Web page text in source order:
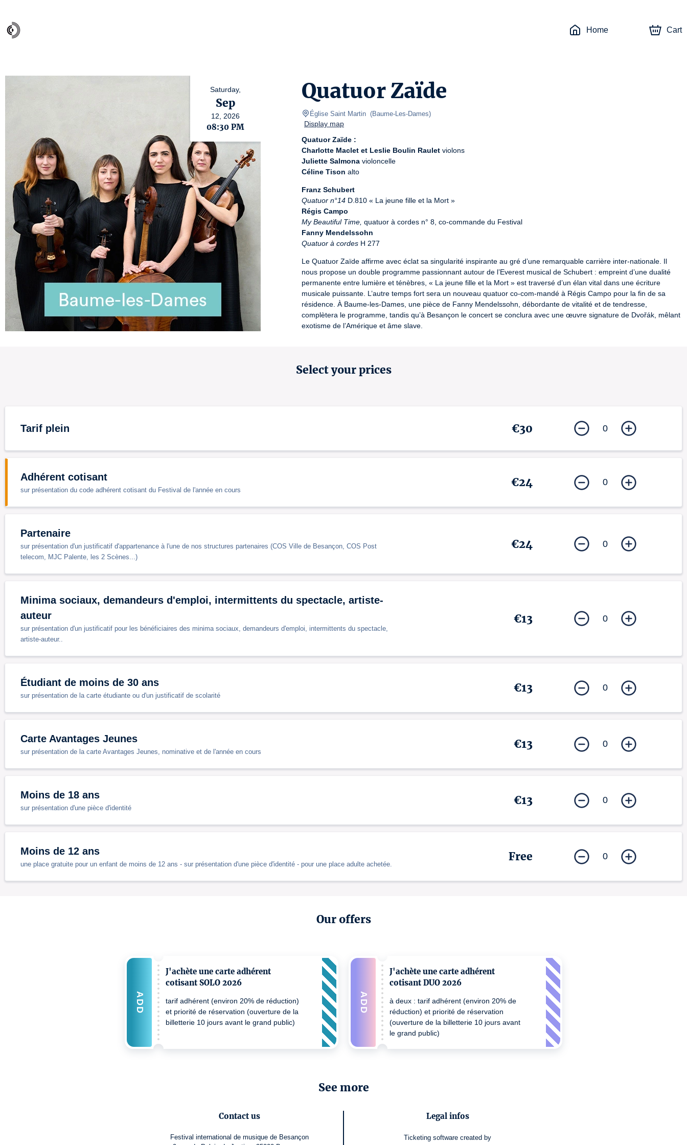
Home Cart
Saturday,
Sep
12, 2026
08:30 PM
Quatuor Zaïde
Église Saint Martin (Baume-Les-Dames)
Display map
Quatuor Zaïde :
Charlotte Maclet et Leslie Boulin Raulet
Juliette Salmona
Céline Tison alto
Franz Schubert
Quatuor n°14
Régis Campo
My Beautiful Time,
Fanny Mendelssohn
Quatuor à cordes H 277
Le Quatuor Zaïde affirme avec éclat sa singularité inspirante au gré d’une remarquable carrière inter-nationale. Il
nous propose un double programme passionnant autour de l’Everest musical de Schubert : empreint d’une dualité
permanente entre lumière et ténèbres, « La jeune fille et la Mort » est traversé d’un élan vital dans une écriture
musicale puissante. L’autre temps fort sera un nouveau quatuor co-com-mandé à Régis Campo pour la fin de sa
résidence. À Baume-les-Dames, une pièce de Fanny Mendelssohn, débordante de vitalité et de tendresse,
complètera le programme, tandis qu’à Besançon le concert se conclura avec une œuvre signature de Dvořák, mêlant
exotisme de l’Amérique et âme slave.
durée : 1h15 (sans entracte)
Our offers
J'achète une carte adhérent
cotisant SOLO 2026
tarif adhérent (environ 20% de réduction)
et priorité de réservation (ouverture de la
billetterie 10 jours avant le grand public)
ADD
J'achète une carte adhérent
cotisant DUO 2026
à deux : tarif adhérent (environ 20% de
réduction) et priorité de réservation
(ouverture de la billetterie 10 jours avant
le grand public)
ADD
Select your prices
Tarif plein €30 0
Adhérent cotisant
sur présentation du code adhérent cotisant du Festival de l'année en cours
€24 0
Partenaire
sur présentation d'un justificatif d'appartenance à l'une de nos structures partenaires (COS Ville de Besançon, COS Post
telecom, MJC Palente, les 2 Scènes...)
€24 0
Minima sociaux, demandeurs d'emploi, intermittents du spectacle, artiste-
auteur
sur présentation d'un justificatif pour les bénéficiaires des minima sociaux, demandeurs d'emploi, intermittents du spectacle,
artiste-auteur..
€13 0
Étudiant de moins de 30 ans
sur présentation de la carte étudiante ou d'un justificatif de scolarité
€13 0
Carte Avantages Jeunes
sur présentation de la carte Avantages Jeunes, nominative et de l'année en cours
€13 0
Moins de 18 ans
sur présentation d'une pièce d'identité
€13 0
Moins de 12 ans
une place gratuite pour un enfant de moins de 12 ans - sur présentation d'une pièce d'identité - pour une place adulte achetée.
Free 0
See more
Contact us
Festival international de musique de Besançon
Legal infos
Ticketing software created by